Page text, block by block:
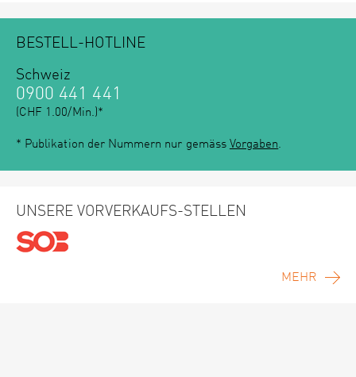
BESTELL-HOTLINE
Schweiz
0900 441 441
(CHF 1.00/Min.)*
* Publikation der Nummern nur gemäss Vorgaben.
UNSERE VORVERKAUFS-STELLEN
MEHR